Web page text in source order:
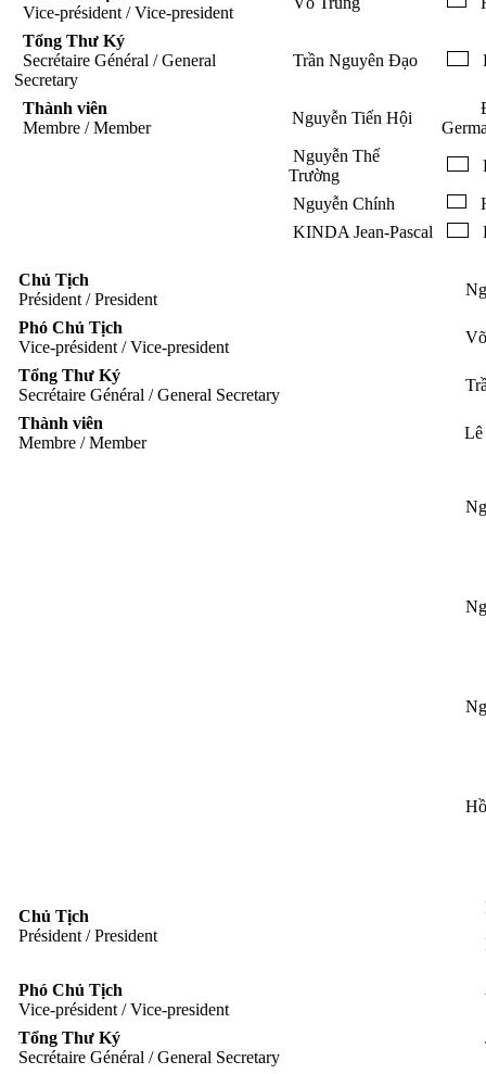
Vice-président / Vice-president
Tổng Thư Ký
Secrétaire Général / General
Secretary
Trần Nguyên Đạo
Thành viên
Membre / Member
Nguyễn Tiến Hội
Nguyễn Thế
Trường
Nguyễn Chính
KINDA Jean-Pascal
Chủ Tịch
Président / President
Phó Chủ Tịch
Vice-président / Vice-president
Tổng Thư Ký
Secrétaire Général / General Secretary
Thành viên
Membre / Member
Lê
Chủ Tịch
Président / President
Phó Chủ Tịch
Vice-président / Vice-president
Tổng Thư Ký
Secrétaire Général / General Secretary